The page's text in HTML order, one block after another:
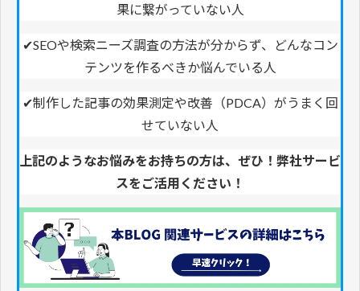
果に繋がっていない人
✔SEOや検索ニーズ調査の方法が分からず、どんなコン
テンツを作るべきか悩んでいる人
✔制作した記事の効果測定や改善（PDCA）がうまく回
せていない人
上記のようなお悩みをお持ちの方は、ぜひ！弊社サービ
スをご活用ください！